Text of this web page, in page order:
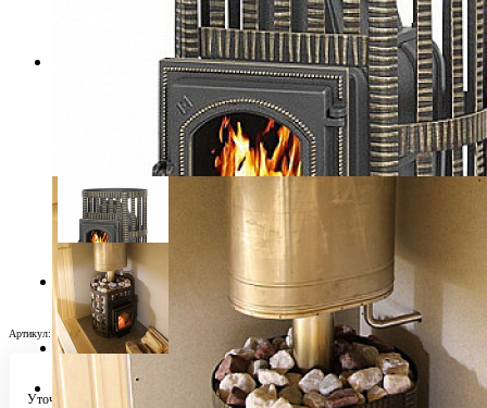
Артикул: Н0014146
Уточняйте у менеджера